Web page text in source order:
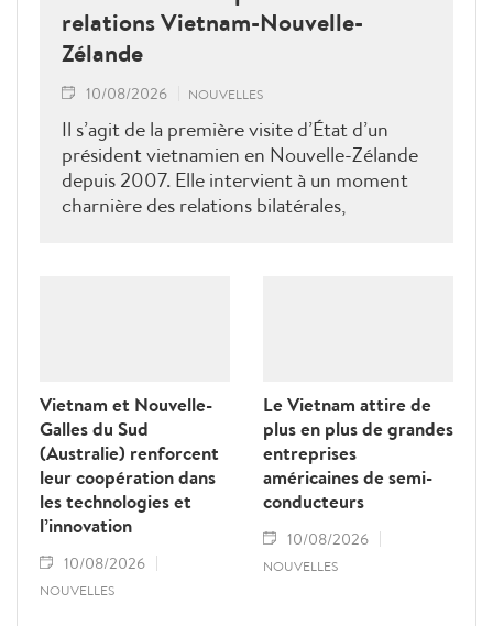
relations Vietnam-Nouvelle-
Zélande
10/08/2026 NOUVELLES
Il s’agit de la première visite d’État d’un
président vietnamien en Nouvelle-Zélande
depuis 2007. Elle intervient à un moment
charnière des relations bilatérales,
Vietnam et Nouvelle-
Galles du Sud
(Australie) renforcent
leur coopération dans
les technologies et
l’innovation
10/08/2026
NOUVELLES
Le Vietnam attire de
plus en plus de grandes
entreprises
américaines de semi-
conducteurs
10/08/2026
NOUVELLES